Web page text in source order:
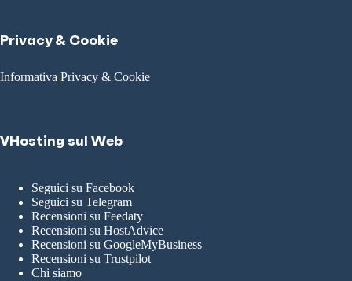
Privacy & Cookie
Informativa Privacy & Cookie
VHosting sul Web
Seguici su Facebook
Seguici su Telegram
Recensioni su Feedaty
Recensioni su HostAdvice
Recensioni su GoogleMyBusiness
Recensioni su Trustpilot
Chi siamo